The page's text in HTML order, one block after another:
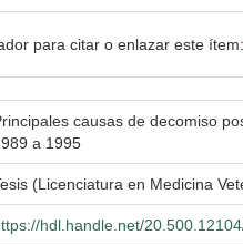
para citar o enlazar este ítem:
causas de decomiso
a 1995
(Licenciatura en Medicina
hdl.handle.net/